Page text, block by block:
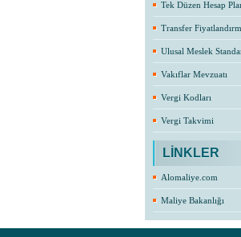
Tek Düzen Hesap
Transfer
Ulusal Meslek
Vakıflar Mevzuatı
Vergi Kodları
Vergi Takvimi
LİNKLER
Alomaliye.com
Maliye Bakanlığı